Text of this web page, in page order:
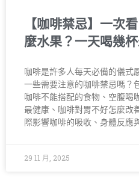
【咖啡禁忌】一次
麼水果？一天喝幾
咖啡是許多人每天必備的儀式
一些需要注意的咖啡禁忌嗎？
咖啡不能搭配的食物、空腹喝
最健康、咖啡對胃不好怎麼改
際影響咖啡的吸收、身體反應
29 11 月, 2025